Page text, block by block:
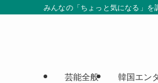
みんなの「ちょっと気になる」を
芸能全般 韓国エン